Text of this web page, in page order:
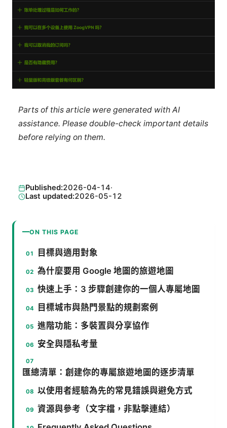
Parts of this article were generated with AI
assistance. Please double-check important details
before relying on them.
Published:2026-04-14·
Last updated:2026-05-12
ON THIS PAGE
目標與適用對象
為什麼要用 Google 地圖的旅遊地圖
快速上手：3 步驟創建你的一個人專屬地圖
目標城市與熱門景點的規劃案例
進階功能：多裝置與分享協作
安全與隱私考量
匯總清單：創建你的專屬旅遊地圖的逐步清單
以使用者經驗為先的常見錯誤與避免方式
資源與參考（文字檔，非點擊連結）